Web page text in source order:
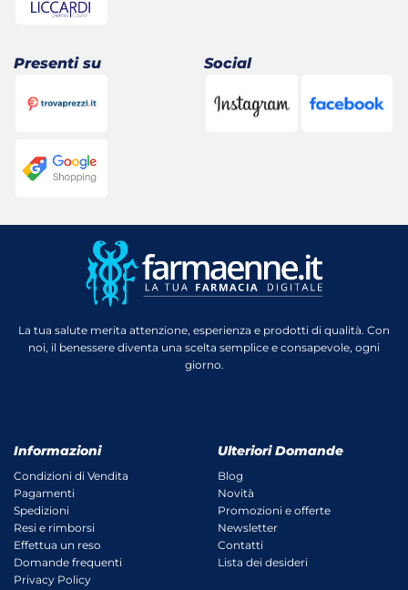
Presenti su Social
La tua salute merita attenzione, esperienza e prodotti di qualità. Con
noi, il benessere diventa una scelta semplice e consapevole, ogni
giorno.
Informazioni
Condizioni di Vendita
Pagamenti
Spedizioni
Resi e rimborsi
Effettua un reso
Domande frequenti
Privacy Policy
Ulteriori Domande
Blog
Novità
Promozioni e offerte
Newsletter
Contatti
Lista dei desideri